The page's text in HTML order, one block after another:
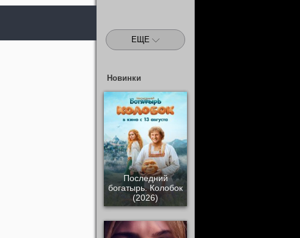
ЕЩЕ
Новинки
Последний
богатырь. Колобок
(2026)